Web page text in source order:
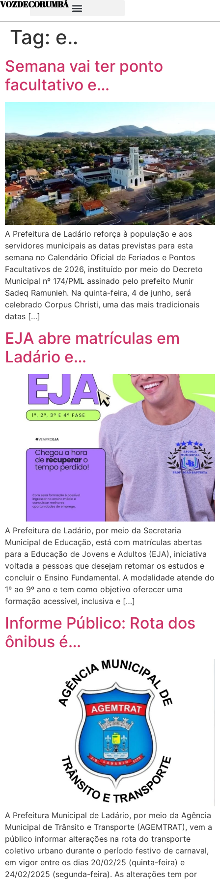
VOZDECORUMBÁ
Tag: e..
Semana vai ter ponto
facultativo e…
A Prefeitura de Ladário reforça à população e aos
servidores municipais as datas previstas para esta
semana no Calendário Oficial de Feriados e Pontos
Facultativos de 2026, instituído por meio do Decreto
Municipal nº 174/PML assinado pelo prefeito Munir
Sadeq Ramunieh. Na quinta-feira, 4 de junho, será
celebrado Corpus Christi, uma das mais tradicionais
datas […]
EJA abre matrículas em
Ladário e…
A Prefeitura de Ladário, por meio da Secretaria
Municipal de Educação, está com matrículas abertas
para a Educação de Jovens e Adultos (EJA), iniciativa
voltada a pessoas que desejam retomar os estudos e
concluir o Ensino Fundamental. A modalidade atende do
1º ao 9º ano e tem como objetivo oferecer uma
formação acessível, inclusiva e […]
Informe Público: Rota dos
ônibus é…
A Prefeitura Municipal de Ladário, por meio da Agência
Municipal de Trânsito e Transporte (AGEMTRAT), vem a
público informar alterações na rota do transporte
coletivo urbano durante o período festivo de carnaval,
em vigor entre os dias 20/02/25 (quinta-feira) e
24/02/2025 (segunda-feira). As alterações tem por